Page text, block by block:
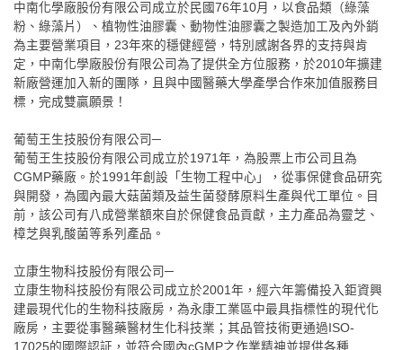
中南化學廠股份有限公司成立於民國76年10月，以食品類（綠藻
粉、綠藻片）、植物性油膠囊、動物性油膠囊之製造加工及內外銷
為主要營業項目，23年來的穩健經營，特別感謝各界的支持與肯
定，中南化學廠股份有限公司為了提供全方位服務，於2010年擴建
新廠營運加入新的團隊，且與中國醫藥大學產學合作來加值服務目
標，完成雙贏願景！
葡萄王生技股份有限公司─
葡萄王生技股份有限公司成立於1971年，為股票上市公司且為
CGMP藥廠。於1991年創設「生物工程中心」，從事保健食品研究
與開發，為國內最大菇菌類及益生菌發酵原料生產與代工單位。目
前，該公司有八成營業額來自於保健食品貢獻，主力產品為靈芝、
樟芝與乳酸菌等系列產品。
立康生物科技股份有限公司─
立康生物科技股份有限公司成立於2001年，經六年籌備投入鉅資興
建最現代化的生物科技廠房，為永康工業區中最具指標性的現代化
廠房，主要從事醫藥醫材生化科技業；其品管技術更通過ISO-
17025的國際認証，並符合國內cGMP之作業精神並提供各種